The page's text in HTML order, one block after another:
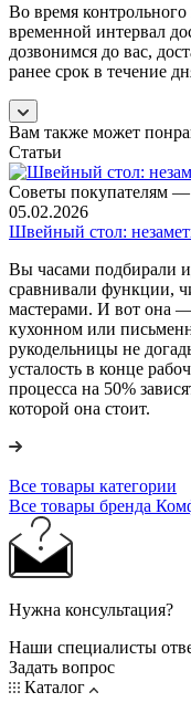
Во время
временной интервал
дозвонимся до вас,
ранее срок в течение
Вам также может
Статьи
Советы покупателям —
05.02.2026
Швейный стол:
Вы часами подбирали
сравнивали функции,
мастерами. И вот она
кухонном или
рукодельницы не
усталость в конце
процесса на 50%
которой она стоит.
Все товары категории
Все товары бренда
Нужна консультация?
Наши специалисты
Задать вопрос
Каталог